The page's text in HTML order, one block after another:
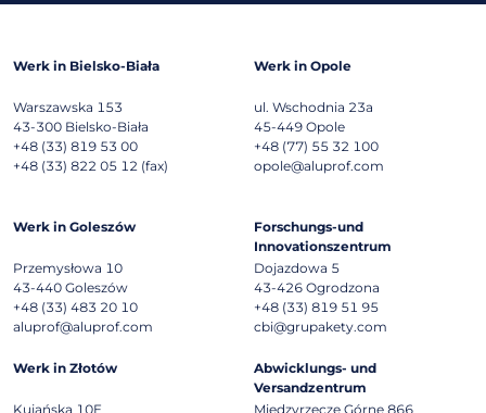
Werk in Bielsko-Biała
Warszawska 153
43-300 Bielsko-Biała
+48 (33) 819 53 00
+48 (33) 822 05 12 (fax)
Werk in Opole
ul. Wschodnia 23a
45-449 Opole
+48 (77) 55 32 100
opole@aluprof.com
Werk in Goleszów
Przemysłowa 10
43-440 Goleszów
+48 (33) 483 20 10
aluprof@aluprof.com
Forschungs-und
Innovationszentrum
Dojazdowa 5
43-426 Ogrodzona
+48 (33) 819 51 95
cbi@grupakety.com
Werk in Złotów
Kujańska 10E
Abwicklungs- und
Versandzentrum
Międzyrzecze Górne 866